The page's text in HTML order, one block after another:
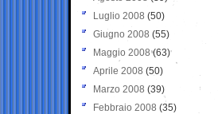
Luglio 2008 (50)
Giugno 2008 (55)
Maggio 2008(63)
Aprile 2008 (50)
Marzo 2008 (39)
Febbraio 2008 (35)